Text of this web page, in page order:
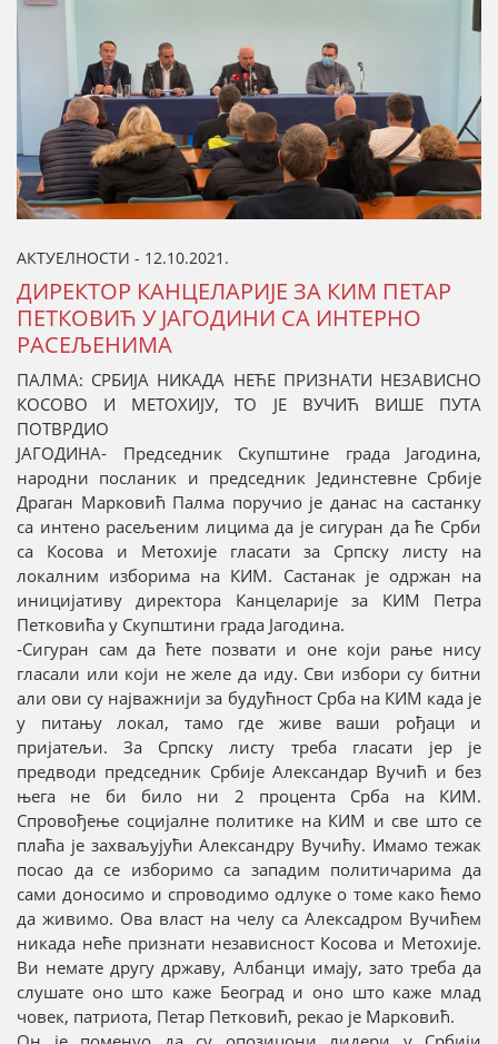
АКТУЕЛНОСТИ - 12.10.2021.
ДИРЕКТОР КАНЦЕЛАРИЈЕ ЗА КИМ ПЕТАР
ПЕТКОВИЋ У ЈАГОДИНИ СА ИНТЕРНО
РАСЕЉЕНИМА
ПАЛМА: СРБИЈА НИКАДА НЕЋЕ ПРИЗНАТИ НЕЗАВИСНО
КОСОВО И МЕТОХИЈУ, ТО ЈЕ ВУЧИЋ ВИШЕ ПУТА
ПОТВРДИО
ЈАГОДИНА- Председник Скупштине града Јагодина,
народни посланик и председник Јединстевне Србије
Драган Марковић Палма поручио је данас на састанку
са интено расељеним лицима да је сигуран да ће Срби
са Косова и Метохије гласати за Српску листу на
локалним изборима на КИМ. Састанак је одржан на
иницијативу директора Канцеларије за КИМ Петра
Петковића у Скупштини града Јагодина.
-Сигуран сам да ћете позвати и оне који рање нису
гласали или који не желе да иду. Сви избори су битни
али ови су најважнији за будућност Срба на КИМ када је
у питању локал, тамо где живе ваши рођаци и
пријатељи. За Српску листу треба гласати јер је
предводи председник Србије Александар Вучић и без
њега не би било ни 2 процента Срба на КИМ.
Спровођење социјалне политике на КИМ и све што се
плаћа је захваљујући Александру Вучићу. Имамо тежак
посао да се изборимо са западим политичарима да
сами доносимо и спроводимо одлуке о томе како ћемо
да живимо. Ова власт на челу са Алексадром Вучићем
никада неће признати независност Косова и Метохије.
Ви немате другу државу, Албанци имају, зато треба да
слушате оно што каже Београд и оно што каже млад
човек, патриота, Петар Петковић, рекао је Марковић.